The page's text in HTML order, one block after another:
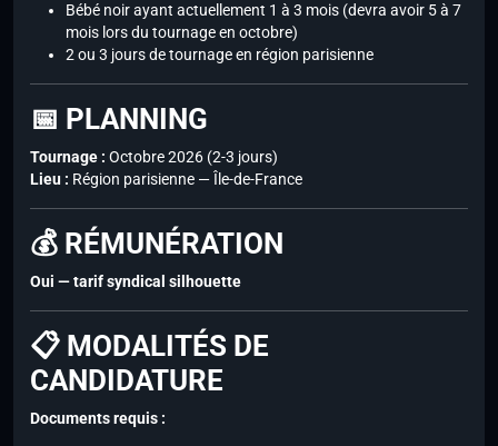
Bébé noir ayant actuellement 1 à 3 mois (devra avoir 5 à 7
mois lors du tournage en octobre)
2 ou 3 jours de tournage en région parisienne
📅 PLANNING
Tournage : Octobre 2026 (2-3 jours)
Lieu : Région parisienne — Île-de-France
💰 RÉMUNÉRATION
Oui — tarif syndical silhouette
📋 MODALITÉS DE
CANDIDATURE
Documents requis :